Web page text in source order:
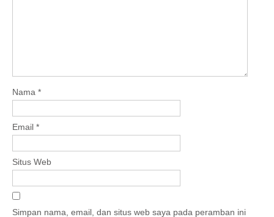
Nama *
Email *
Situs Web
Simpan nama, email, dan situs web saya pada peramban ini